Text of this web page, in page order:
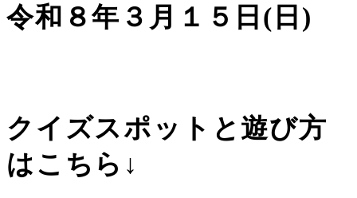
令和８年３月１５日(日)
クイズスポットと遊び方
はこちら↓